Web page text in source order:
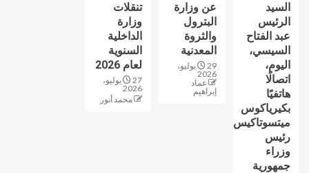
السيد
الرئيس
عبد الفتاح
السيسي،
اليوم،
اتصالًا
هاتفيًا
بكيرياكوس
ميتسوتاكيس
رئيس
وزراء
جمهورية
عن وزارة
البترول
والثروة
المعدنية
29 يوليو،
2026
عماد
إبراهيم
تنقلات
وزارة
الداخلية
السنوية
لعام 2026
27 يوليو،
2026
محمد أنور